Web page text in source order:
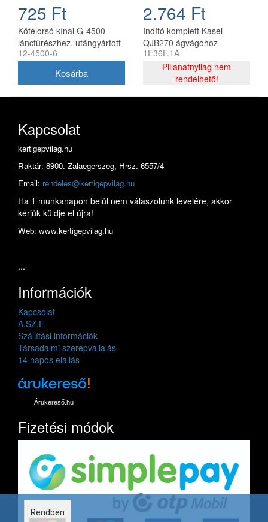
725 Ft
Kötélorsó kínai G-4500
láncfűrészhez, utángyártott
12-4500-6
2.764 Ft
Indító komplett Kasei
QJB270 ágvágóhoz
1E36F.1A
1E36F.1A
Pillanatnyilag nem
rendelhető!
Kapcsolat
kertigepvilag.hu
Raktár: 8900. Zalaegerszeg, Hrsz. 6557/4
Email: rendeles@kertigepvilag.hu
Ha 1 munkanapon belül nem válaszolunk levelére, akkor
kérjük küldje el újra!
Web: www.kertigepvilag.hu
...
Információk
Kapcsolat
A.SZ.F.
Szállítási információk
Társadalmi szerepvállalás
14 napos elállás
Árukereső.hu
Fizetési módok
Rendben